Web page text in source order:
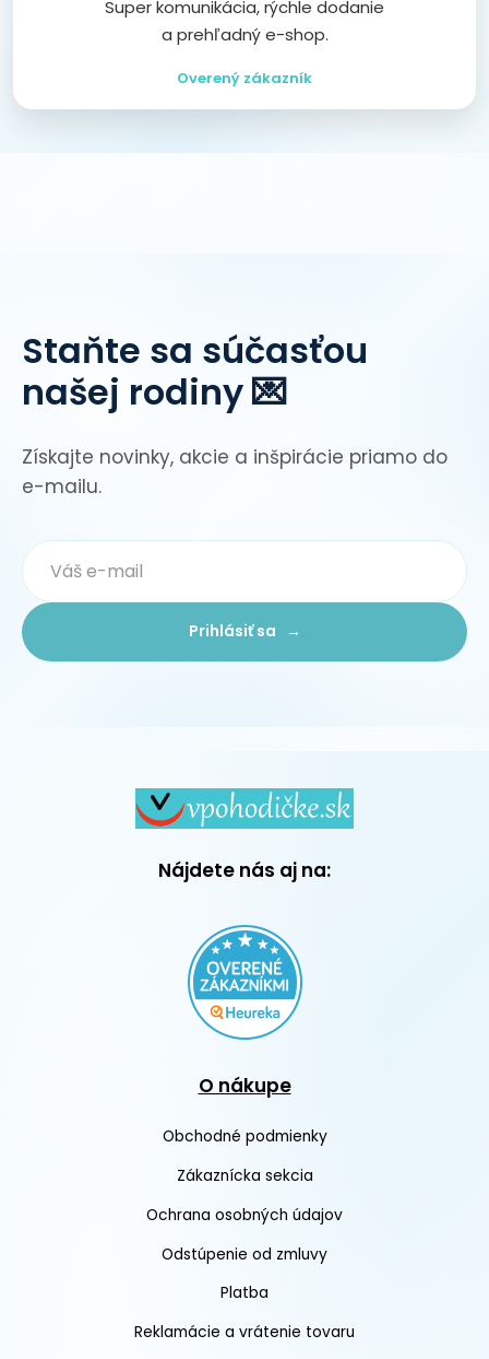
Super komunikácia, rýchle dodanie
a prehľadný e-shop.
Overený zákazník
Staňte sa súčasťou
našej rodiny 💌
Získajte novinky, akcie a inšpirácie priamo do
e-mailu.
Prihlásiť sa →
Nájdete nás aj na:
O nákupe
Obchodné podmienky
Zákaznícka sekcia
Ochrana osobných údajov
Odstúpenie od zmluvy
Platba
Reklamácie a vrátenie tovaru